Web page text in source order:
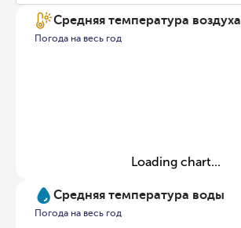
Средняя температура воздуха
Погода на весь год
Loading chart...
Средняя температура воды
Погода на весь год